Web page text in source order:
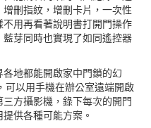
刪指紋，增刪卡片，一次性
用再看著說明書打開門操作
芽同時也實現了如同遙控器
地都能開啟家中門鎖的幻
以用手機在辦公室遠端開啟
方攝影機，錄下每次的開門
供各種可能方案。